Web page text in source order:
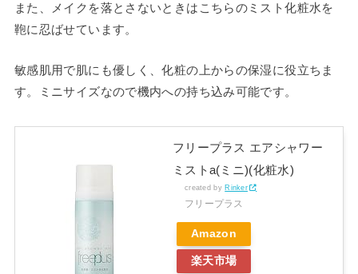
また、メイクを落とさないときはこちらのミスト化粧水を
鞄に忍ばせています。
敏感肌用で肌にも優しく、化粧の上からの保湿に役立ちま
す。ミニサイズなので機内への持ち込み可能です。
フリープラス エアシャワー
ミストa(ミニ)(化粧水)
created by Rinker
フリープラス
Amazon
楽天市場